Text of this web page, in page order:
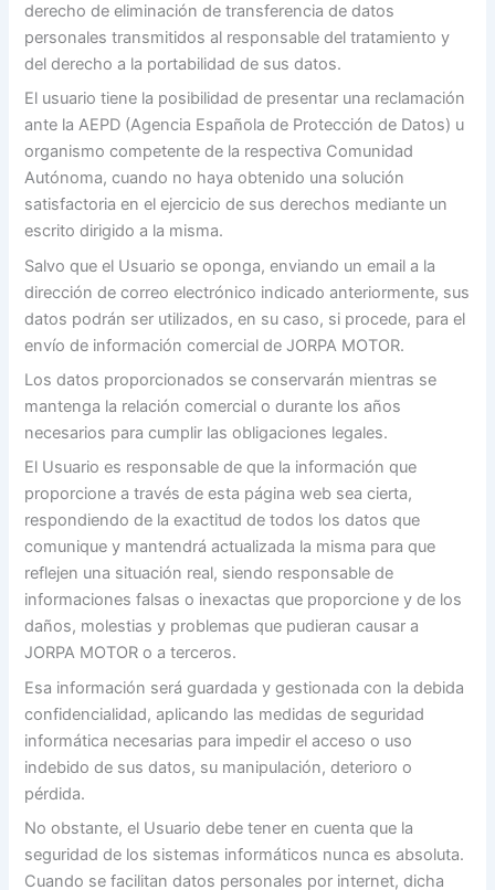
derecho de eliminación de transferencia de datos
personales transmitidos al responsable del tratamiento y
del derecho a la portabilidad de sus datos.
El usuario tiene la posibilidad de presentar una reclamación
ante la AEPD (Agencia Española de Protección de Datos) u
organismo competente de la respectiva Comunidad
Autónoma, cuando no haya obtenido una solución
satisfactoria en el ejercicio de sus derechos mediante un
escrito dirigido a la misma.
Salvo que el Usuario se oponga, enviando un email a la
dirección de correo electrónico indicado anteriormente, sus
datos podrán ser utilizados, en su caso, si procede, para el
envío de información comercial de JORPA MOTOR.
Los datos proporcionados se conservarán mientras se
mantenga la relación comercial o durante los años
necesarios para cumplir las obligaciones legales.
El Usuario es responsable de que la información que
proporcione a través de esta página web sea cierta,
respondiendo de la exactitud de todos los datos que
comunique y mantendrá actualizada la misma para que
reflejen una situación real, siendo responsable de
informaciones falsas o inexactas que proporcione y de los
daños, molestias y problemas que pudieran causar a
JORPA MOTOR o a terceros.
Esa información será guardada y gestionada con la debida
confidencialidad, aplicando las medidas de seguridad
informática necesarias para impedir el acceso o uso
indebido de sus datos, su manipulación, deterioro o
pérdida.
No obstante, el Usuario debe tener en cuenta que la
seguridad de los sistemas informáticos nunca es absoluta.
Cuando se facilitan datos personales por internet, dicha